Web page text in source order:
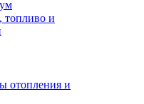
топливо и
отопления и